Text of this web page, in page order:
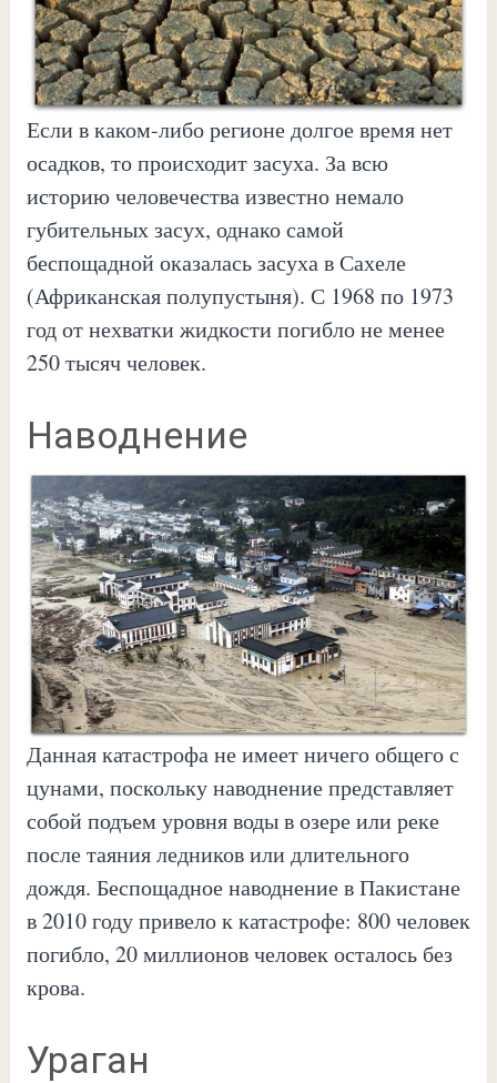
Если в каком-либо регионе долгое время нет
осадков, то происходит засуха. За всю
историю человечества известно немало
губительных засух, однако самой
беспощадной оказалась засуха в Сахеле
(Африканская полупустыня). С 1968 по 1973
год от нехватки жидкости погибло не менее
250 тысяч человек.
Наводнение
Данная катастрофа не имеет ничего общего с
цунами, поскольку наводнение представляет
собой подъем уровня воды в озере или реке
после таяния ледников или длительного
дождя. Беспощадное наводнение в Пакистане
в 2010 году привело к катастрофе: 800 человек
погибло, 20 миллионов человек осталось без
крова.
Ураган